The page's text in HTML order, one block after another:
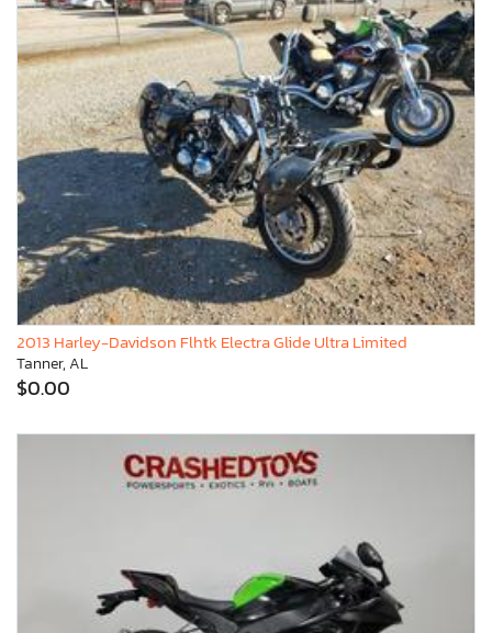
2013 Harley-Davidson Flhtk Electra Glide Ultra Limited
Tanner, AL
$0.00